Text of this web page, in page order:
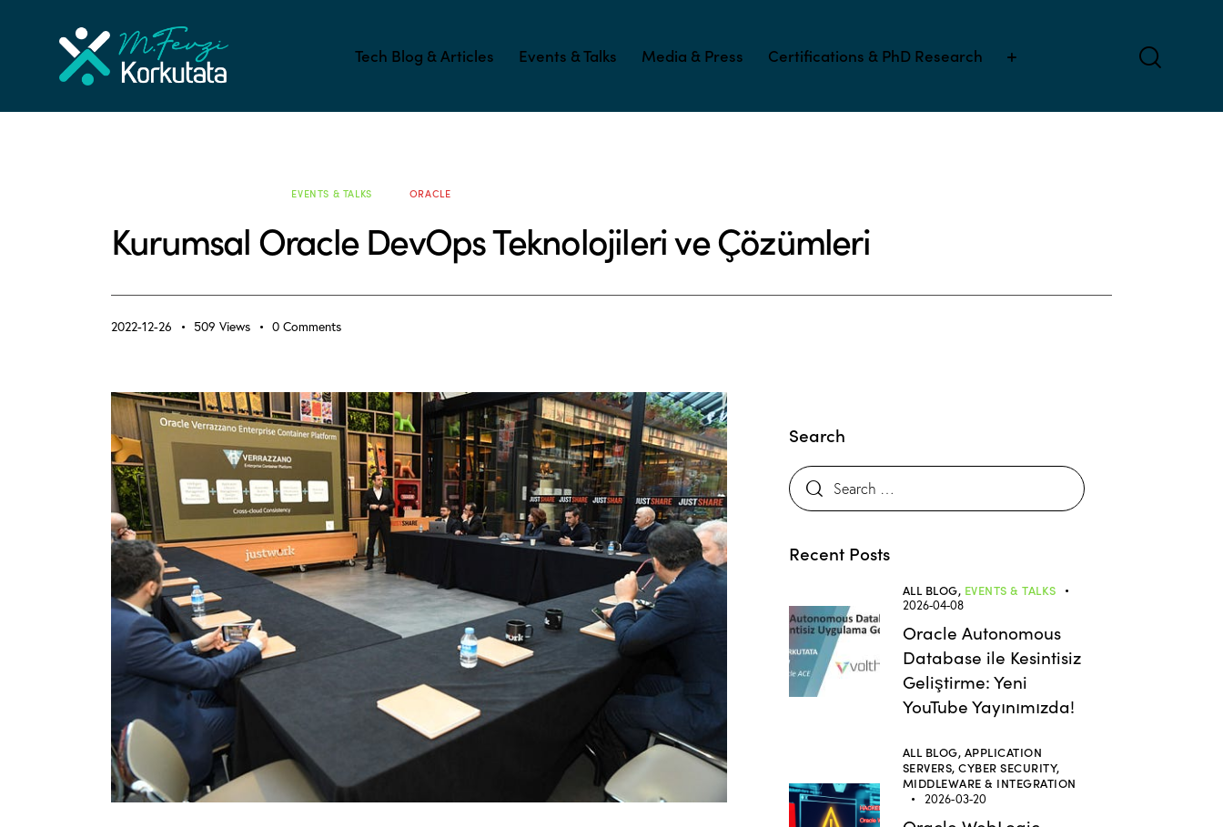
Tech Blog & Articles Events & Talks Media & Press Certifications & PhD Research
EVENTS & TALKS ORACLE
Kurumsal Oracle DevOps Teknolojileri ve Çözümleri
2022-12-26 509 Views 0 Comments
Search
Recent Posts
ALL BLOG, EVENTS & TALKS
2026-04-08
Oracle Autonomous
Database ile Kesintisiz
Geliştirme: Yeni
YouTube Yayınımızda!
ALL BLOG, APPLICATION
SERVERS,CYBER SECURITY,
MIDDLEWARE & INTEGRATION
2026-03-20